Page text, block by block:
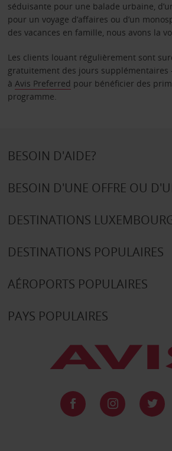
séduisante pour une balade urbaine,
pour un voyage d’affaires ou d’un
des vacances en famille, nous avons la
Les clients louant régulièrement sont
gratuitement des jours supplémentaires
à Avis Preferred pour bénéficier des
programme.
BESOIN D'AIDE?
BESOIN D'UNE OFFRE OU
DESTINATIONS
DESTINATIONS POPULAIRES
AÉROPORTS POPULAIRES
PAYS POPULAIRES